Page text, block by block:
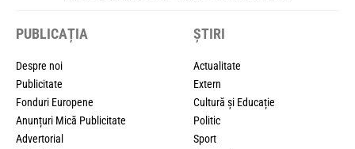
PUBLICAȚIA
Despre noi
Publicitate
Fonduri Europene
Anunțuri Mică Publicitate
Advertorial
ȘTIRI
Actualitate
Extern
Cultură și Educație
Politic
Sport